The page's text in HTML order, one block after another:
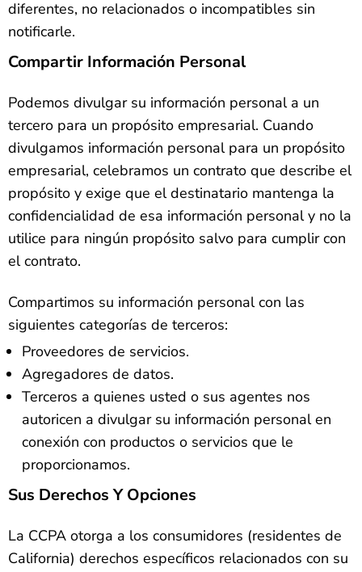
diferentes, no relacionados o incompatibles sin
notificarle.
Compartir Información Personal
Podemos divulgar su información personal a un
tercero para un propósito empresarial. Cuando
divulgamos información personal para un propósito
empresarial, celebramos un contrato que describe el
propósito y exige que el destinatario mantenga la
confidencialidad de esa información personal y no la
utilice para ningún propósito salvo para cumplir con
el contrato.
Compartimos su información personal con las
siguientes categorías de terceros:
Proveedores de servicios.
Agregadores de datos.
Terceros a quienes usted o sus agentes nos
autoricen a divulgar su información personal en
conexión con productos o servicios que le
proporcionamos.
Sus Derechos Y Opciones
La CCPA otorga a los consumidores (residentes de
California) derechos específicos relacionados con su